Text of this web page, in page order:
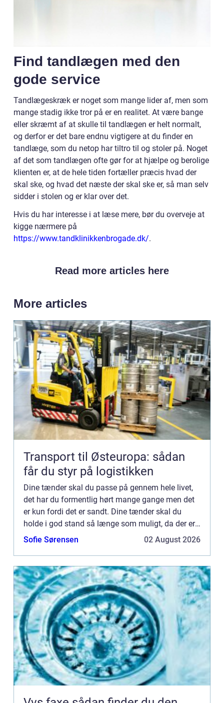
Find tandlægen med den
gode service
Tandlægeskræk er noget som mange lider af, men som
mange stadig ikke tror på er en realitet. At være bange
eller skræmt af at skulle til tandlægen er helt normalt,
og derfor er det bare endnu vigtigere at du finder en
tandlæge, som du netop har tiltro til og stoler på. Noget
af det som tandlægen ofte gør for at hjælpe og berolige
klienten er, at de hele tiden fortæller præcis hvad der
skal ske, og hvad det næste der skal ske er, så man selv
sidder i stolen og er klar over det.
Hvis du har interesse i at læse mere, bør du overveje at
kigge nærmere på
https://www.tandklinikkenbrogade.dk/.
Read more articles here
More articles
Transport til Østeuropa: sådan
får du styr på logistikken
Dine tænder skal du passe på gennem hele livet,
det har du formentlig hørt mange gange men det
er kun fordi det er sandt. Dine tænder skal du
holde i god stand så længe som muligt, da der er
flere gode grunde til ...
Sofie Sørensen 02 August 2026